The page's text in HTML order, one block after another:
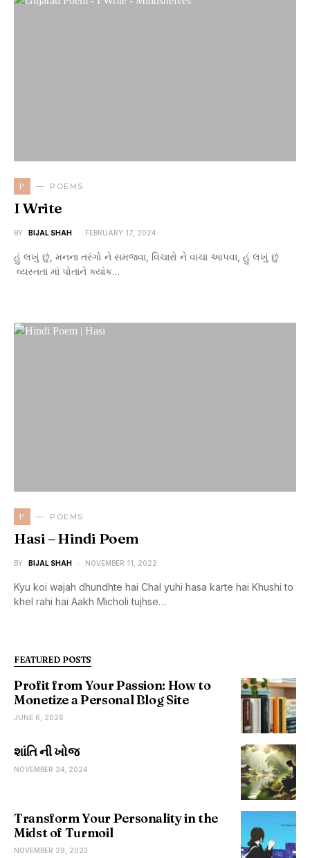
P POEMS
I Write
BY BIJAL SHAH FEBRUARY 17, 2024
હું લખું છું, મનના તરંગો ને સમજવા, વિચારો ને વાચા આપવા, હું લખું છું
વ્યસ્તતા માં પોતાને ક્યાંક…
P POEMS
Hasi – Hindi Poem
BY BIJAL SHAH NOVEMBER 11, 2022
Kyu koi wajah dhundhte hai Chal yuhi hasa karte hai Khushi to
khel rahi hai Aakh Micholi tujhse…
FEATURED POSTS
Profit from Your Passion: How to
Monetize a Personal Blog Site
JUNE 6, 2026
શાંતિ ની ખોજ
NOVEMBER 24, 2024
Transform Your Personality in the
Midst of Turmoil
NOVEMBER 29, 2023